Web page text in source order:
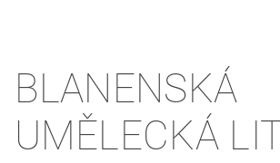
BLANENSKÁ
UMĚLECKÁ